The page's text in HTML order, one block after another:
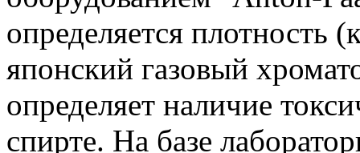
определяется плотность
японский газовый
определяет наличие
спирте. На базе